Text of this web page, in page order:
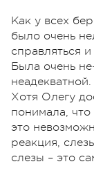
Как у всех
было очень
справляться
Была очень
Хотя Олегу
понимала,
это
реакция,
слезы – это